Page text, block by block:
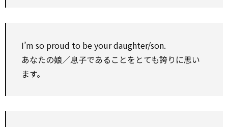
I’m so proud to be your daughter/son.
あなたの娘／息子であることをとても誇りに思い
ます。